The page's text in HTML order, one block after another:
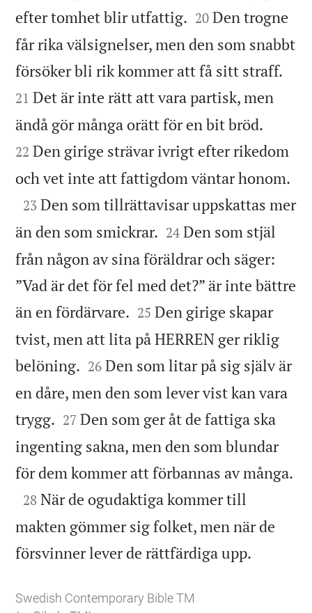
efter tomhet blir utfattig. 

20 Den trogne
får rika välsignelser, men den som snabbt
försöker bli rik kommer att få sitt straff.
21 Det är inte rätt att vara partisk, men
ändå gör många orätt för en bit bröd.
22 Den girige strävar ivrigt efter rikedom
och vet inte att fattigdom väntar honom.

23 Den som tillrättavisar uppskattas mer
än den som smickrar. 

24 Den som stjäl
från någon av sina föräldrar och säger:
”Vad är det för fel med det?” är inte bättre
än en fördärvare. 

25 Den girige skapar
tvist, men att lita på HERREN ger riklig
belöning. 

26 Den som litar på sig själv är
en dåre, men den som lever vist kan vara
trygg. 

27 Den som ger åt de fattiga ska
ingenting sakna, men den som blundar
för dem kommer att förbannas av många.

28 När de ogudaktiga kommer till
makten gömmer sig folket, men när de
försvinner lever de rättfärdiga upp.
Swedish Contemporary Bible TM